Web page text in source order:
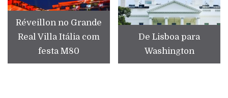
Réveillon no Grande
Real Villa Itália com
festa M80
De Lisboa para
Washington